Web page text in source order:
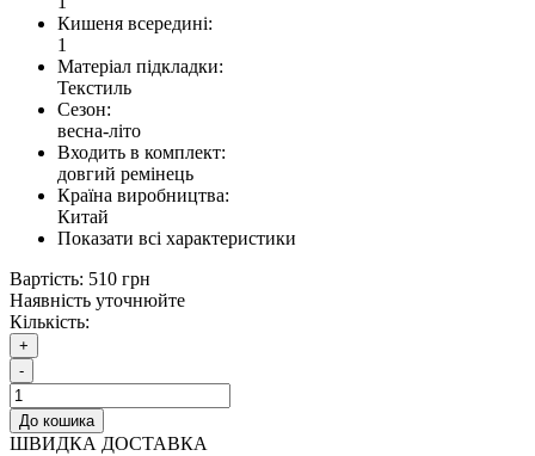
Кишеня всередині:
1
Матеріал підкладки:
Текстиль
Сезон:
весна-літо
Входить в комплект:
довгий ремінець
Країна виробництва:
Китай
Показати всі характеристики
Вартість: 510 грн
Наявність уточнюйте
Кількість:
+
-
До кошика
ШВИДКА ДОСТАВКА